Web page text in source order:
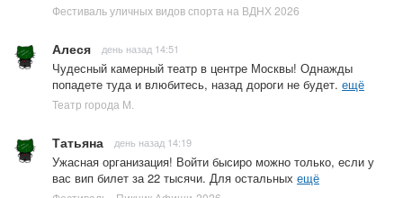
Фестиваль уличных видов спорта на ВДНХ 2026
Алеся день назад 14:51
Чудесный камерный театр в центре Москвы! Однажды
попадете туда и влюбитесь, назад дороги не будет. ещё
Театр города М.
Татьяна день назад 14:19
Ужасная организация! Войти бысиро можно только, если у
вас вип билет за 22 тысячи. Для остальных ещё